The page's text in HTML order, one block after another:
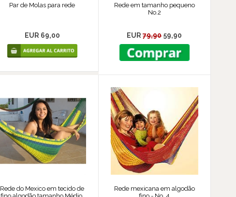
Par de Molas para rede
EUR 69,00
Rede em tamanho pequeno
No.2
EUR79,90 59,90
Rede do Mexico em tecido de
Rede mexicana em algodão